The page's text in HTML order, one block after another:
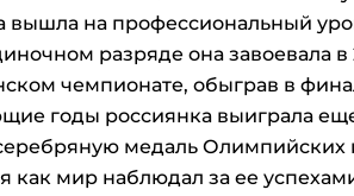
вышла на профессиональный
разряде она завоевала в
чемпионате, обыграв в
годы россиянка выиграла
медаль Олимпийских
как мир наблюдал за ее